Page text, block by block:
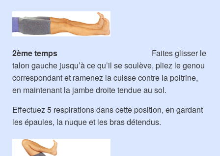
2ème temps
Faites glisser le
talon gauche jusqu’à ce qu’il se soulève, pliez le genou
correspondant et ramenez la cuisse contre la poitrine,
en maintenant la jambe droite tendue au sol.
Effectuez 5 respirations dans cette position, en gardant
les épaules, la nuque et les bras détendus.